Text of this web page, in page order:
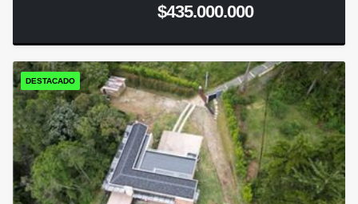
$435.000.000
DESTACADO